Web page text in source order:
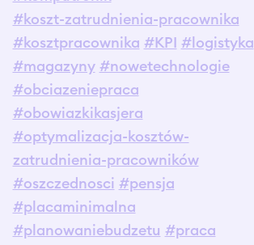
#koszt-zatrudnienia-pracownika
#kosztpracownika #KPI
#logistyka
#magazyny #nowetechnologie
#obciazeniepraca
#obowiazkikasjera
#optymalizacja-kosztów-
zatrudnienia-pracowników
#oszczednosci #pensja
#placaminimalna
#planowaniebudzetu #praca